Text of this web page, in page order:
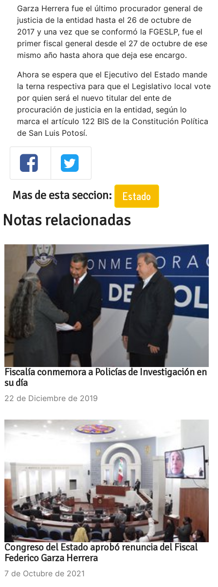
Garza Herrera fue el último procurador general de
justicia de la entidad hasta el 26 de octubre de
2017 y una vez que se conformó la FGESLP, fue el
primer fiscal general desde el 27 de octubre de ese
mismo año hasta ahora que deja ese encargo.
Ahora se espera que el Ejecutivo del Estado mande
la terna respectiva para que el Legislativo local vote
por quien será el nuevo titular del ente de
procuración de justicia en la entidad, según lo
marca el artículo 122 BIS de la Constitución Política
de San Luis Potosí.
Mas de esta seccion: Estado
Notas relacionadas
Fiscalía conmemora a Policías de Investigación en
su día
22 de Diciembre de 2019
Congreso del Estado aprobó renuncia del Fiscal
Federico Garza Herrera
7 de Octubre de 2021